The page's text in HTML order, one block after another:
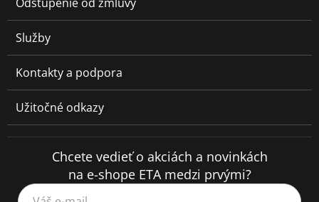
Služby
Kontakty a podpora
Užitočné odkazy
Chcete vedieť o akciách a novinkách
na e-shope ETA medzi prvými?
Váš e-mail